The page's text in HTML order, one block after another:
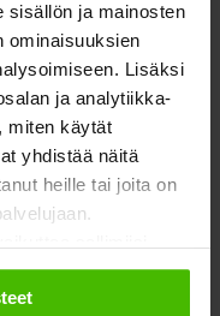
sisällön ja mainosten
ominaisuuksien
Lisäksi
ja analytiikka-
miten käytät
yhdistää näitä
heille tai joita on
järjestöavustuksien
XXX
joiden